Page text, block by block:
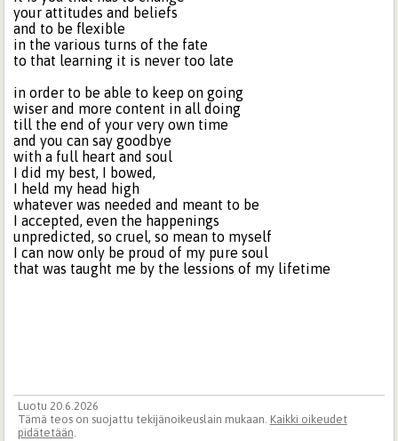
your attitudes and beliefs
and to be flexible
in the various turns of the fate
to that learning it is never too late
in order to be able to keep on going
wiser and more content in all doing
till the end of your very own time
and you can say goodbye
with a full heart and soul
I did my best, I bowed,
I held my head high
whatever was needed and meant to be
I accepted, even the happenings
unpredicted, so cruel, so mean to myself
I can now only be proud of my pure soul
that was taught me by the lessions of my lifetime
Luotu 20.6.2026
Tämä teos on suojattu tekijänoikeuslain mukaan. Kaikki oikeudet
pidätetään.